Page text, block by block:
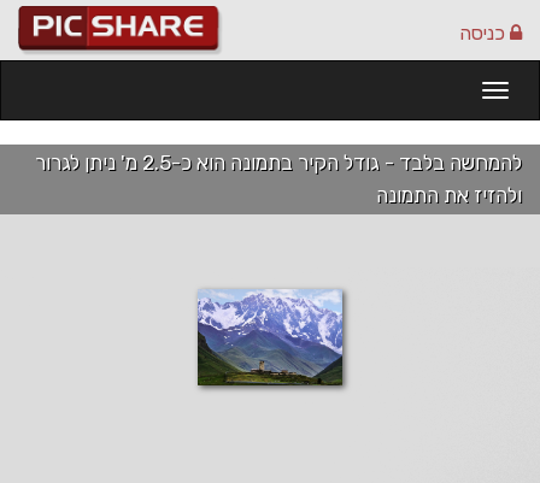
כניסה
להמחשה בלבד - גודל הקיר בתמונה הוא כ-2.5 מ' ניתן לגרור
ולהזיז את התמונה